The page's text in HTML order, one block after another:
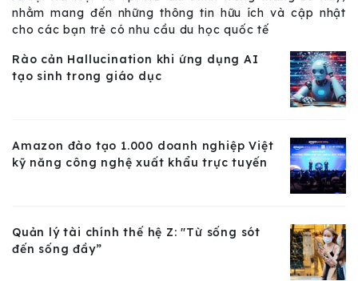
nhằm mang đến những thông tin hữu ích và cập nhật
cho các bạn trẻ có nhu cầu du học quốc tế
Rào cản Hallucination khi ứng dụng AI
tạo sinh trong giáo dục
Amazon đào tạo 1.000 doanh nghiệp Việt
kỹ năng công nghệ xuất khẩu trực tuyến
Quản lý tài chính thế hệ Z: "Từ sống sót
đến sống đầy”